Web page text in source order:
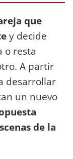
que
y decide
o resta
A partir
desarrollar
un nuevo
de la